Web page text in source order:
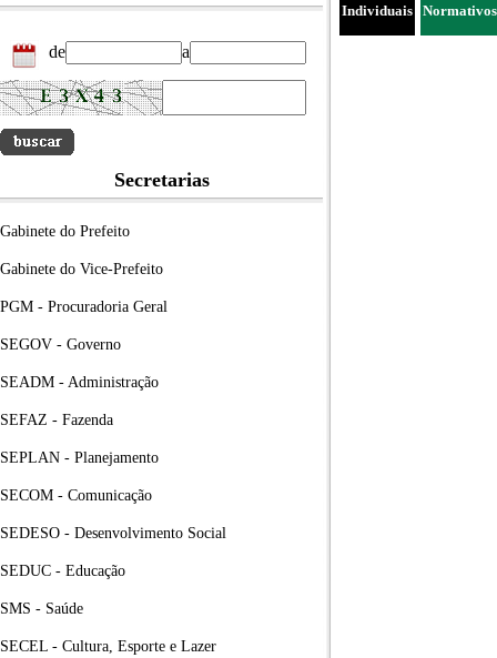
de a
Secretarias
Gabinete do Prefeito
Gabinete do Vice-Prefeito
PGM - Procuradoria Geral
SEGOV - Governo
SEADM - Administração
SEFAZ - Fazenda
SEPLAN - Planejamento
SECOM - Comunicação
SEDESO - Desenvolvimento Social
SEDUC - Educação
SMS - Saúde
SECEL - Cultura, Esporte e Lazer
Individuais Normativos